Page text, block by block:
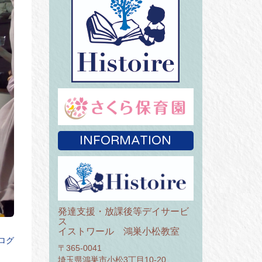
グ
INFORMATION
発達支援・放課後等デイサービ
ス
イストワール 鴻巣小松教室
〒365-0041
埼玉県鴻巣市小松3丁目10-20